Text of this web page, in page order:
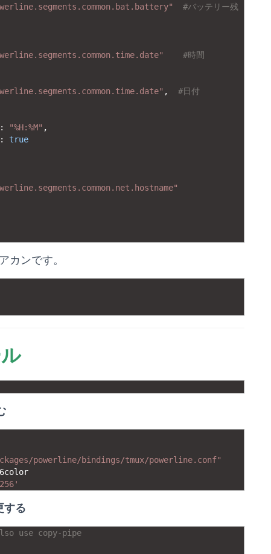
#バッテリー残
#時間
,
#日付
: "%H:%M" ,
:
true
カンです。
powerline/bindings/tmux/powerline.conf"
する
use copy-pipe